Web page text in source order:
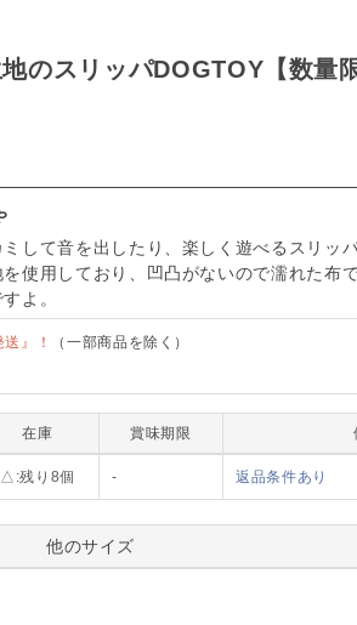
スリッパDOGTOY【数量限
して音を出したり、楽しく遊べるスリッ
使用しており、凹凸がないので濡れた布
よ。
』！
（一部商品を除く）
在庫 賞味期限
△:残り8個 - 返品条件あり
他のサイズ